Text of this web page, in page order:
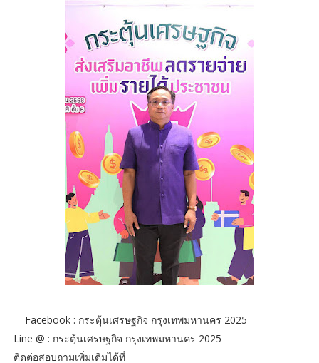
Facebook : กระตุ้นเศรษฐกิจ กรุงเทพมหานคร 2025
Line @ : กระตุ้นเศรษฐกิจ กรุงเทพมหานคร 2025
ติดต่อสอบถามเพิ่มเติมได้ที่